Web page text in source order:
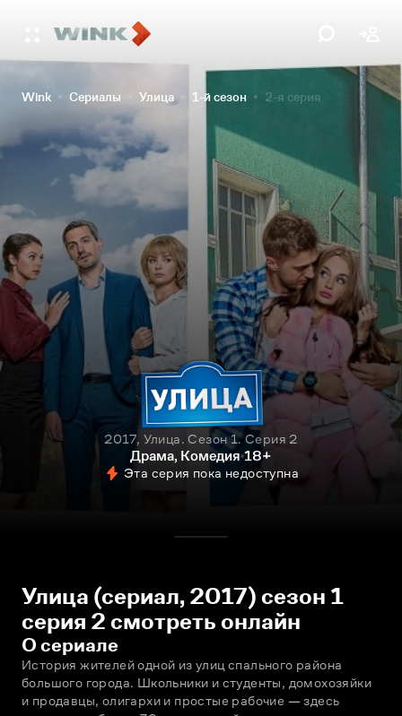
Wink Сериалы Улица 1-й сезон 2-я серия
2017, Улица. Сезон 1. Серия 2
Драма, Комедия 18+
Эта серия пока недоступна
Улица (сериал, 2017) сезон 1
серия 2 смотреть онлайн
О сериале
История жителей одной из улиц спального района
большого города. Школьники и студенты, домохозяйки
и продавцы, олигархи и простые рабочие — здесь